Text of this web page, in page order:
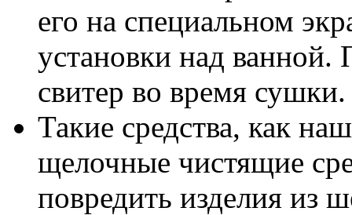
его на специальном
установки над ванной.
свитер во время сушки.
Такие средства, как
щелочные чистящие
повредить изделия из